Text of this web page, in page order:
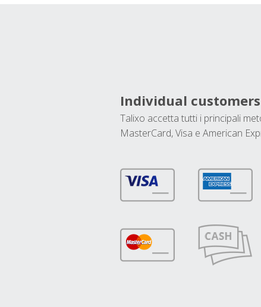
Individual customers
Talixo accetta tutti i principali
MasterCard, Visa e American